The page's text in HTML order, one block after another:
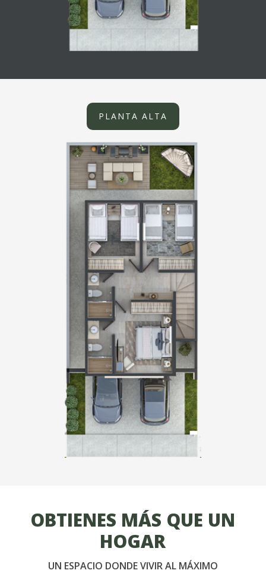
PLANTA ALTA
OBTIENES MÁS QUE UN
HOGAR
UN ESPACIO DONDE VIVIR AL MÁXIMO